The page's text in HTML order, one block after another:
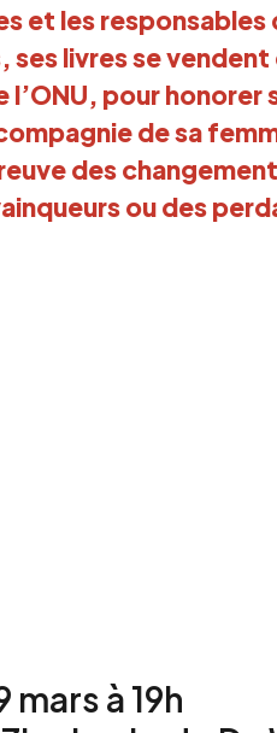
et les responsables
ses livres se
pour honorer
de sa
des
ou des
mars à 19h